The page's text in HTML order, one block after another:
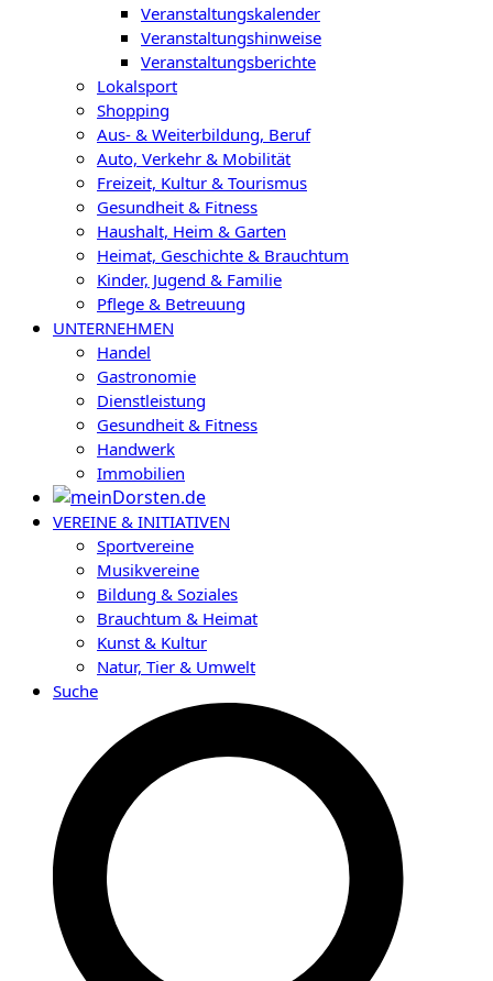
Veranstaltungskalender
Veranstaltungshinweise
Veranstaltungsberichte
Lokalsport
Shopping
Aus- & Weiterbildung, Beruf
Auto, Verkehr & Mobilität
Freizeit, Kultur & Tourismus
Gesundheit & Fitness
Haushalt, Heim & Garten
Heimat, Geschichte & Brauchtum
Kinder, Jugend & Familie
Pflege & Betreuung
UNTERNEHMEN
Handel
Gastronomie
Dienstleistung
Gesundheit & Fitness
Handwerk
Immobilien
VEREINE & INITIATIVEN
Sportvereine
Musikvereine
Bildung & Soziales
Brauchtum & Heimat
Kunst & Kultur
Natur, Tier & Umwelt
Suche